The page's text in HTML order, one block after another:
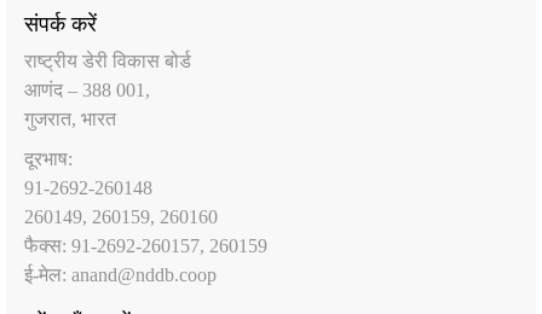
संपर्क करें
राष्‍ट्रीय डेरी विकास बोर्ड
आणंद – 388 001,
गुजरात, भारत
दूरभाष:
91-2692-260148
260149, 260159, 260160
फैक्‍स: 91-2692-260157, 260159
ई-मेल: anand@nddb.coop